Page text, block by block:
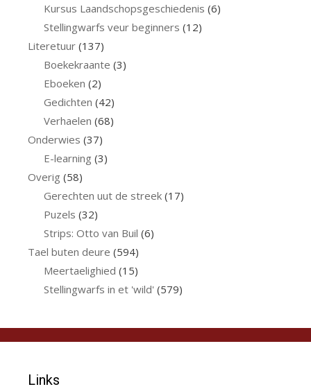
Kursus Laandschopsgeschiedenis (6)
Stellingwarfs veur beginners (12)
Literetuur (137)
Boekekraante (3)
Eboeken (2)
Gedichten (42)
Verhaelen (68)
Onderwies (37)
E-learning (3)
Overig (58)
Gerechten uut de streek(17)
Puzels (32)
Strips: Otto van Buil (6)
Tael buten deure (594)
Meertaelighied (15)
Stellingwarfs in et 'wild' (579)
Links